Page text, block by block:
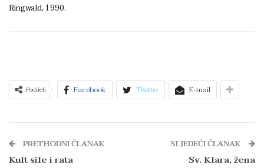
Ringwald, 1990.
Podijeli Facebook Twitter E-mail
PRETHODNI ČLANAK
Kult sile i rata
SLJEDEĆI ČLANAK
Sv. Klara, žena